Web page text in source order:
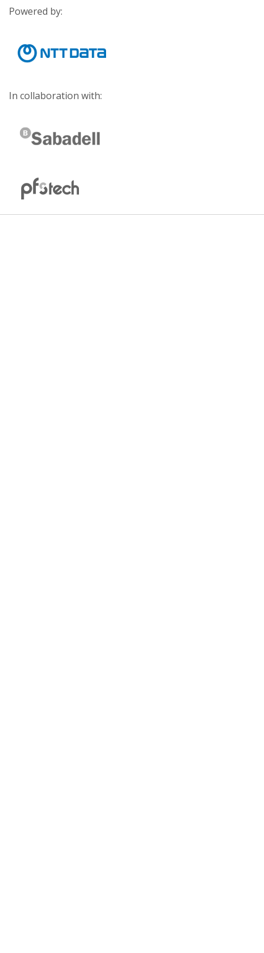
Powered by:
In collaboration with: